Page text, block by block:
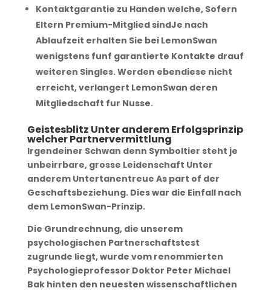
Kontaktgarantie zu Handen welche, Sofern
Eltern Premium-Mitglied sindJe nach
Ablaufzeit erhalten Sie bei LemonSwan
wenigstens funf garantierte Kontakte drauf
weiteren Singles. Werden ebendiese nicht
erreicht, verlangert LemonSwan deren
Mitgliedschaft fur Nusse.
Geistesblitz Unter anderem Erfolgsprinzip
welcher Partnervermittlung
Irgendeiner Schwan denn Symboltier steht je
unbeirrbare, grosse Leidenschaft Unter
anderem Untertanentreue As part of der
Geschaftsbeziehung. Dies war die Einfall nach
dem LemonSwan-Prinzip.
Die Grundrechnung, die unserem
psychologischen Partnerschaftstest
zugrunde liegt, wurde vom renommierten
Psychologieprofessor Doktor Peter Michael
Bak hinten den neuesten wissenschaftlichen